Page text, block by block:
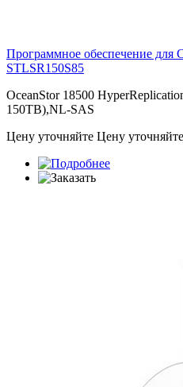
Программное обеспечение
STLSR150S85
OceanStor 18500
150TB),NL-SAS
Цену уточняйте Цену уточняйте